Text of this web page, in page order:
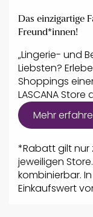
Das einzigartige
Freund*innen!
„Lingerie- und
Liebsten?
Shoppings
LASCANA Store
Mehr
*Rabatt gilt nur
jeweiligen
kombinierbar.
Einkaufswert